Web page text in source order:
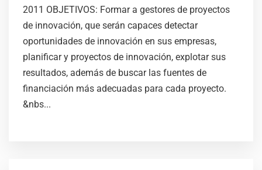
2011 OBJETIVOS: Formar a gestores de proyectos
de innovación, que serán capaces detectar
oportunidades de innovación en sus empresas,
planificar y proyectos de innovación, explotar sus
resultados, además de buscar las fuentes de
financiación más adecuadas para cada proyecto.
&nbs...